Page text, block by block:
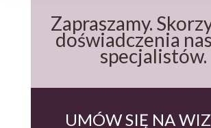
Zapraszamy.
doświadczenia
specjalistów.
UMÓW SIĘ NA